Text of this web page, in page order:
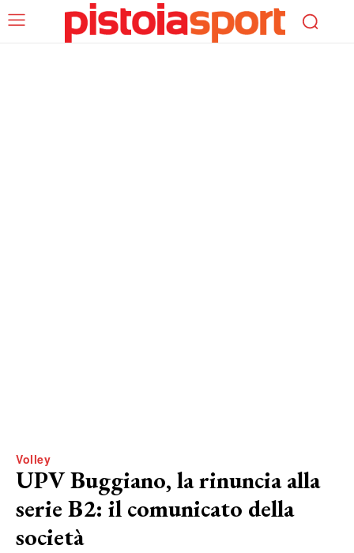
Volley
UPV Buggiano, la rinuncia alla
serie B2: il comunicato della
società